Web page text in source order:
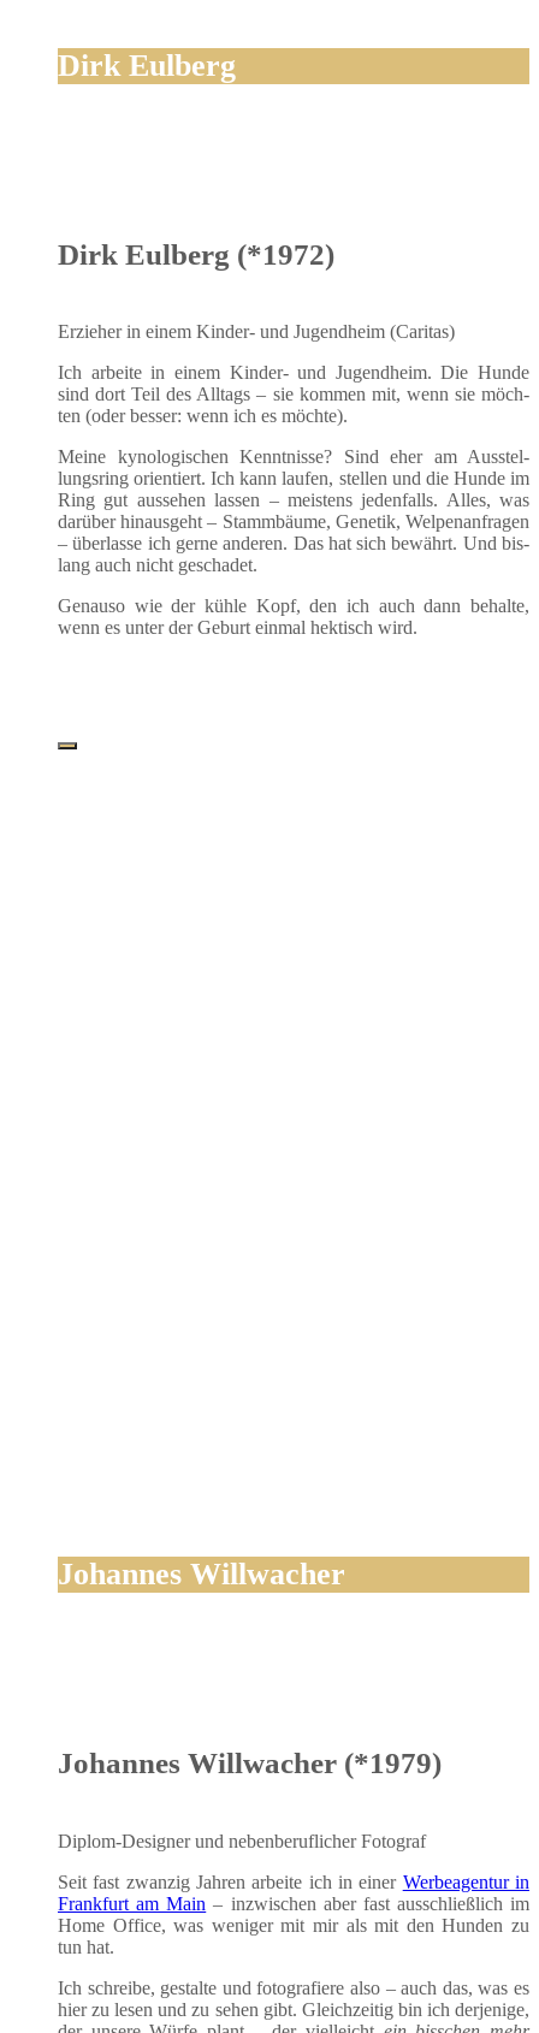
Dirk Eulberg
Dirk Eulberg (*1972)
Erzie­her in einem Kin­der- und Jugend­heim (Cari­tas)
Ich arbei­te in einem Kin­der- und Jugend­heim. Die Hun­de
sind dort Teil des All­tags – sie kom­men mit, wenn sie möch­
ten (oder bes­ser: wenn ich es möchte).
Mei­ne kyno­lo­gi­schen Kennt­nis­se? Sind eher am Aus­stel­
lungs­ring ori­en­tiert. Ich kann lau­fen, stel­len und die Hun­de im
Ring gut aus­se­hen las­sen – meis­tens jeden­falls. Alles, was
dar­über hin­aus­geht – Stamm­bäu­me, Gene­tik, Wel­pen­an­fra­gen
– über­las­se ich ger­ne ande­ren. Das hat sich bewährt. Und bis­
lang auch nicht geschadet.
Genau­so wie der küh­le Kopf, den ich auch dann behal­te,
wenn es unter der Geburt ein­mal hek­tisch wird.
Johannes Willwacher
Johannes Willwacher (*1979)
Diplom-Desi­gner und neben­be­ruf­li­cher Fotograf
Seit fast zwan­zig Jah­ren arbei­te ich in einer Wer­be­agen­tur in
Frank­furt am Main – inzwi­schen aber fast aus­schließ­lich im
Home Office, was weni­ger mit mir als mit den Hun­den zu
tun hat.
Ich schrei­be, gestal­te und foto­gra­fie­re also – auch das, was es
hier zu lesen und zu sehen gibt. Gleich­zei­tig bin ich der­je­ni­ge,